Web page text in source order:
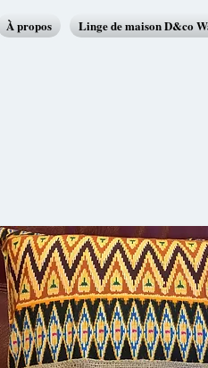
À propos Linge de maison D&co